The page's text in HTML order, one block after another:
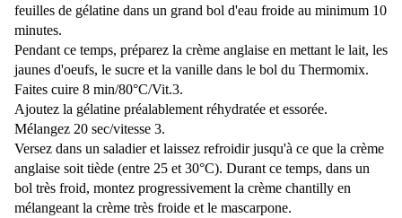
feuilles de gélatine dans un grand bol d'eau froide au minimum 10
minutes.
Pendant ce temps, préparez la crème anglaise en mettant le lait, les
jaunes d'oeufs, le sucre et la vanille dans le bol du Thermomix.
Faites cuire 8 min/80°C/Vit.3.
Ajoutez la gélatine préalablement réhydratée et essorée.
Mélangez 20 sec/vitesse 3.
Versez dans un saladier et laissez refroidir jusqu'à ce que la crème
anglaise soit tiède (entre 25 et 30°C). Durant ce temps, dans un
bol très froid, montez progressivement la crème chantilly en
mélangeant la crème très froide et le mascarpone.